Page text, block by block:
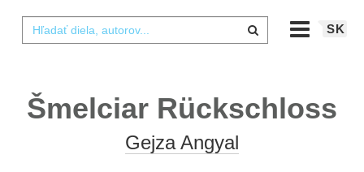
SK
Šmelciar Rückschloss
Gejza Angyal